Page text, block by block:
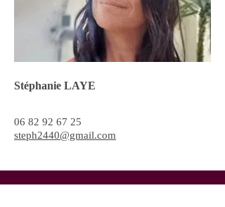
Stéphanie LAYE
06 82 92 67 25
steph2440@gmail.com